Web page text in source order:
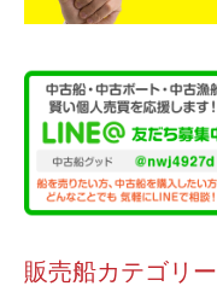
販売船カテゴリー